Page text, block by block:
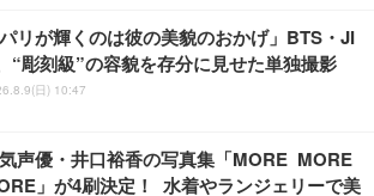
パリが輝くのは彼の美貌のおかげ」BTS・JI
“彫刻級”の容貌を存分に見せた単独撮影
日) 10:47
気声優・井口裕香の写真集「MORE MORE
」が4刷決定！ 水着やランジェリーで美